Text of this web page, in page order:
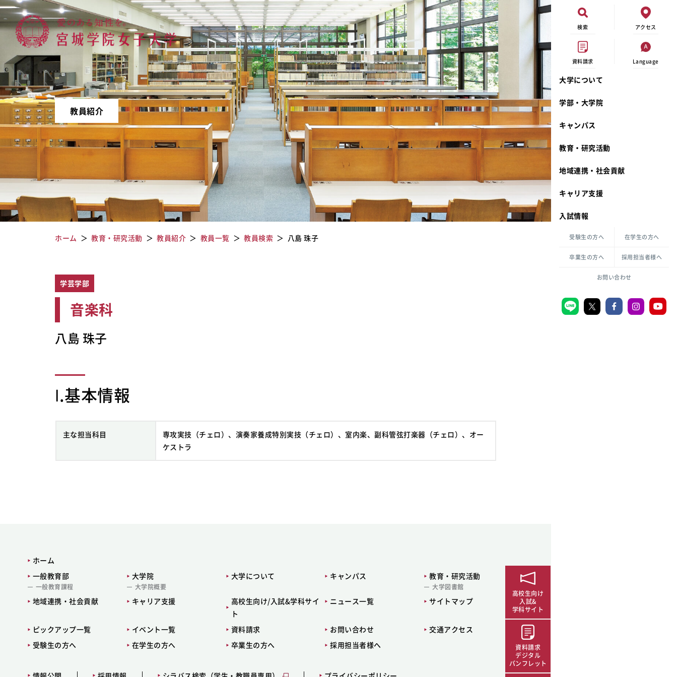
検索 アクセス
資料請求 Language
大学について
宮城学院 校歌
礼拝堂
カリキュラム・ポリシー
倫理憲章
ハラスメントの防止
共生のための多様性宣言
学部・大学院
生活文化デザイン学科
一般教育課程
キャンパス
奨学金
大学祭
キャンパスメンバーズ
教職センター
学芸員課程
図書館司書課程
教育・研究活動動物実験に関する情報公開
教員一覧
大学刊行物
地域連携・社会貢献
カリキュラム・入室方法
キャリア支援
入試情報
出張講義
大学見学
相談フォーム
資料請求
受験生の方へ 在学生の方へ
卒業生の方へ 採用担当者様へ
お問い合わせ
宮城学院女子大学
教員紹介
ホーム 教育・研究活動 教員紹介 教員一覧 教員検索 八島 珠子
学芸学部
音楽科
八島 珠子
Ⅰ.基本情報
主な担当科目
専攻実技（チェロ）、演奏家養成特別実技（チェロ）、室内楽、副科管弦打楽器（チェロ）、オー
ケストラ
ホーム
一般教育部
一般教育課程
大学院
大学院概要
大学について キャンパス 教育・研究活動
大学図書館
地域連携・社会貢献 キャリア支援
高校生向け/入試&学科サイ
ト
ニュース一覧 サイトマップ
ピックアップ一覧 イベント一覧 資料請求 お問い合わせ
交通アクセス
受験生の方へ
在学生の方へ 卒業生の方へ 採用担当者様へ
高校生向け
入試&
学科サイト
資料請求
デジタル
パンフレット